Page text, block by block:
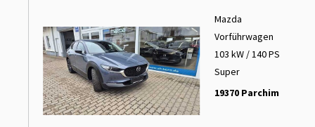
Mazda
Vorführwagen
103 kW / 140 PS
Super
19370 Parchim